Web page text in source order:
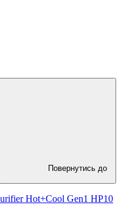
Повернутись до